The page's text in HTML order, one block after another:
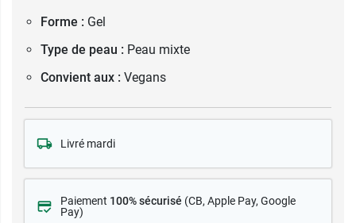
Forme : Gel
Type de peau : Peau mixte
Convient aux : Vegans
Livré mardi
Paiement 100% sécurisé (CB, Apple Pay, Google
Pay)